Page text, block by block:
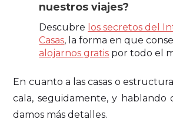
nuestros viajes?
Descubre los secretos del
Casas, la forma en que
alojarnos gratis por todo el
En cuanto a las casas o
cala, seguidamente, y hablando
damos más detalles.